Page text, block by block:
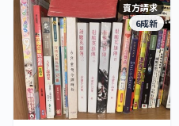
賣方請求
6成新